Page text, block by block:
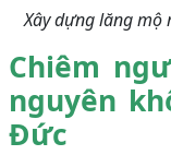
Xây dựng lăng mộ
Chiêm
nguyên
Đức